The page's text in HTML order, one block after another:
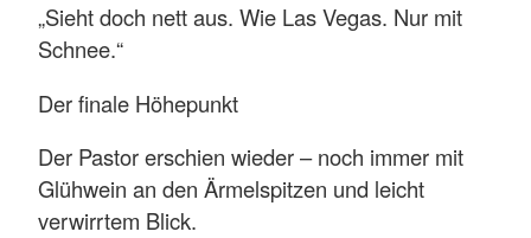
„Sieht doch nett aus. Wie Las Vegas. Nur mit
Schnee.“
Der finale Höhepunkt
Der Pastor erschien wieder – noch immer mit
Glühwein an den Ärmelspitzen und leicht
verwirrtem Blick.